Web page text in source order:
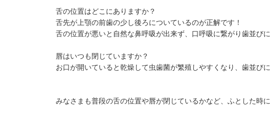
舌の位置はどこにありますか？
舌先が上顎の前歯の少し後ろについているのが正解です！
舌の位置が悪いと自然な鼻呼吸が出来ず、口呼吸に繋がり歯並びに
唇はいつも閉じていますか？
お口が開いていると乾燥して虫歯菌が繁殖しやすくなり、歯並び
みなさまも普段の舌の位置や唇が閉じているかなど、ふとした時